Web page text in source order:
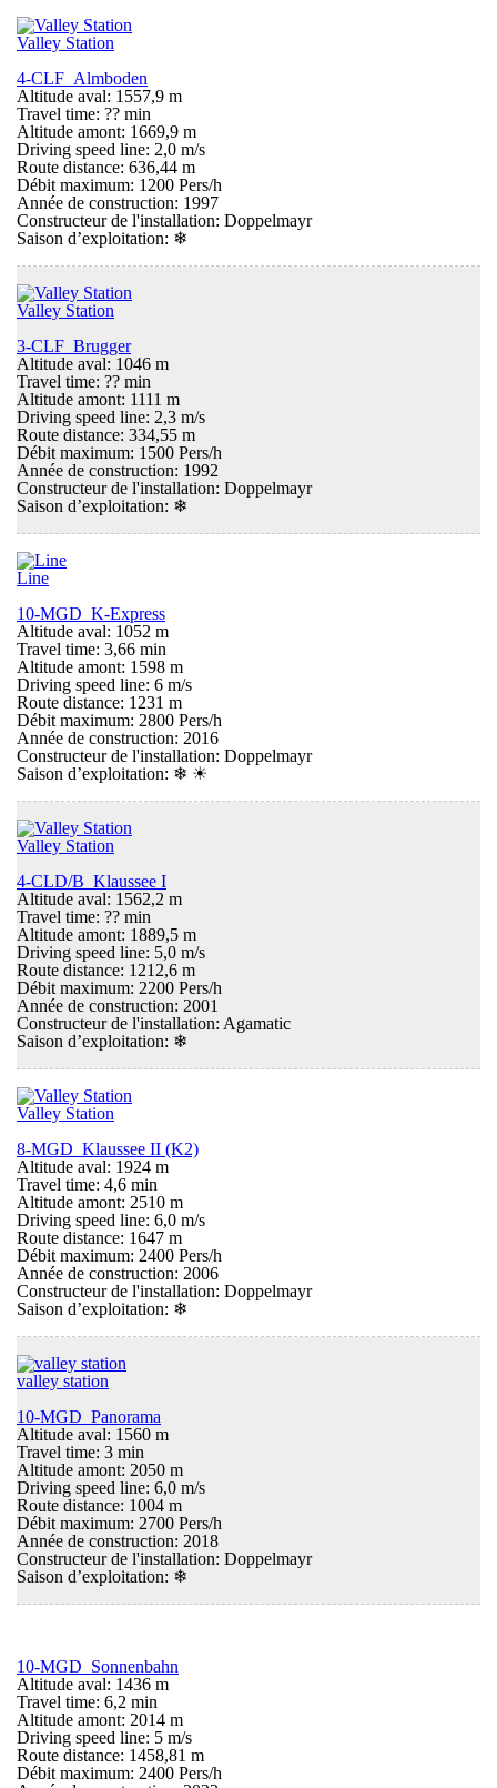
Valley Station
4-CLF Almboden
Altitude aval: 1557,9 m
Travel time: ?? min
Altitude amont: 1669,9 m
Driving speed line: 2,0 m/s
Route distance: 636,44 m
Débit maximum: 1200 Pers/h
Année de construction: 1997
Constructeur de l'installation: Doppelmayr
Saison d’exploitation: ❄
Valley Station
3-CLF Brugger
Altitude aval: 1046 m
Travel time: ?? min
Altitude amont: 1111 m
Driving speed line: 2,3 m/s
Route distance: 334,55 m
Débit maximum: 1500 Pers/h
Année de construction: 1992
Constructeur de l'installation: Doppelmayr
Saison d’exploitation: ❄
Line
10-MGD K-Express
Altitude aval: 1052 m
Travel time: 3,66 min
Altitude amont: 1598 m
Driving speed line: 6 m/s
Route distance: 1231 m
Débit maximum: 2800 Pers/h
Année de construction: 2016
Constructeur de l'installation: Doppelmayr
Saison d’exploitation: ❄ ☀
Valley Station
4-CLD/B Klaussee I
Altitude aval: 1562,2 m
Travel time: ?? min
Altitude amont: 1889,5 m
Driving speed line: 5,0 m/s
Route distance: 1212,6 m
Débit maximum: 2200 Pers/h
Année de construction: 2001
Constructeur de l'installation: Agamatic
Saison d’exploitation: ❄
Valley Station
8-MGD Klaussee II (K2)
Altitude aval: 1924 m
Travel time: 4,6 min
Altitude amont: 2510 m
Driving speed line: 6,0 m/s
Route distance: 1647 m
Débit maximum: 2400 Pers/h
Année de construction: 2006
Constructeur de l'installation: Doppelmayr
Saison d’exploitation: ❄
valley station
10-MGD Panorama
Altitude aval: 1560 m
Travel time: 3 min
Altitude amont: 2050 m
Driving speed line: 6,0 m/s
Route distance: 1004 m
Débit maximum: 2700 Pers/h
Année de construction: 2018
Constructeur de l'installation: Doppelmayr
Saison d’exploitation: ❄
10-MGD Sonnenbahn
Altitude aval: 1436 m
Travel time: 6,2 min
Altitude amont: 2014 m
Driving speed line: 5 m/s
Route distance: 1458,81 m
Débit maximum: 2400 Pers/h